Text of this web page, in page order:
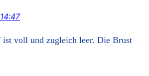
voll und zugleich leer. Die Brust